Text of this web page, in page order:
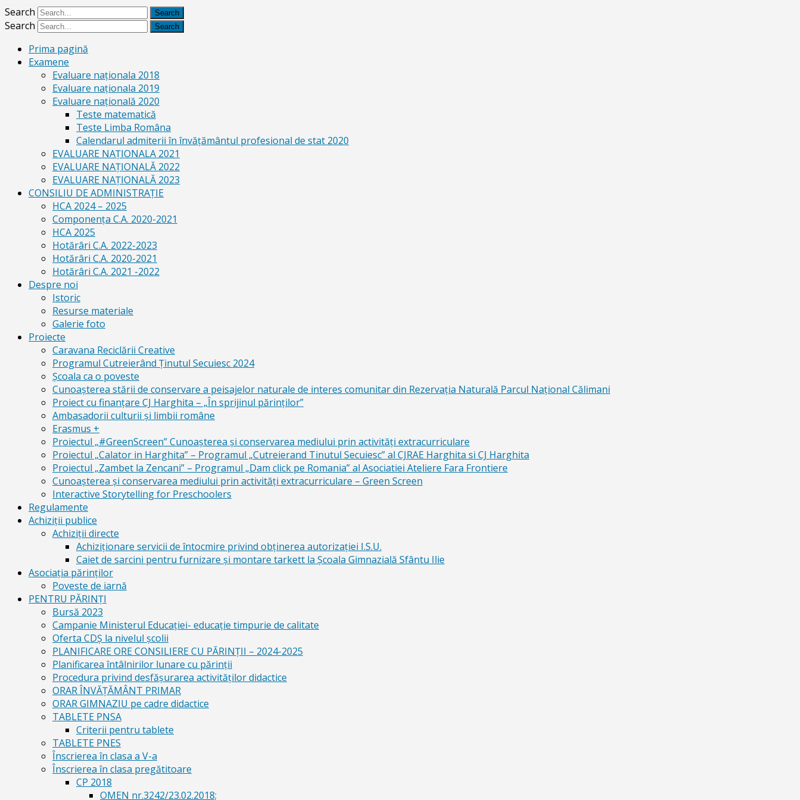
Search
Search
Prima pagină
Examene
Evaluare naționala 2018
Evaluare naționala 2019
Evaluare națională 2020
Teste matematică
Teste Limba Româna
Calendarul admiterii în învăţământul profesional de stat 2020
EVALUARE NAȚIONALA 2021
EVALUARE NAŢIONALĂ 2022
EVALUARE NAŢIONALĂ 2023
CONSILIU DE ADMINISTRAȚIE
HCA 2024 – 2025
Componența C.A. 2020-2021
HCA 2025
Hotărâri C.A. 2022-2023
Hotărâri C.A. 2020-2021
Hotărâri C.A. 2021 -2022
Despre noi
Istoric
Resurse materiale
Galerie foto
Proiecte
Caravana Reciclării Creative
Programul Cutreierând Ținutul Secuiesc 2024
Școala ca o poveste
Cunoaşterea stării de conservare a peisajelor naturale de interes comunitar din Rezervaţia Naturală Parcul Naţional Călimani
Proiect cu finanţare CJ Harghita – „În sprijinul părinţilor”
Ambasadorii culturii și limbii române
Erasmus +
Proiectul „#GreenScreen” Cunoașterea şi conservarea mediului prin activităţi extracurriculare
Proiectul „Calator in Harghita” – Programul „Cutreierand Tinutul Secuiesc” al CJRAE Harghita si CJ Harghita
Proiectul „Zambet la Zencani” – Programul „Dam click pe Romania” al Asociatiei Ateliere Fara Frontiere
Cunoașterea și conservarea mediului prin activități extracurriculare – Green Screen
Interactive Storytelling for Preschoolers
Regulamente
Achiziții publice
Achiziții directe
Achiziționare servicii de întocmire privind obținerea autorizației I.S.U.
Caiet de sarcini pentru furnizare și montare tarkett la Școala Gimnazială Sfântu Ilie
Asociația părinților
Poveste de iarnă
PENTRU PĂRINȚI
Bursă 2023
Campanie Ministerul Educației- educație timpurie de calitate
Oferta CDŞ la nivelul şcolii
PLANIFICARE ORE CONSILIERE CU PĂRINȚII – 2024-2025
Planificarea întâlnirilor lunare cu părinții
Procedura privind desfășurarea activităților didactice
ORAR ÎNVĂȚĂMÂNT PRIMAR
ORAR GIMNAZIU pe cadre didactice
TABLETE PNSA
Criterii pentru tablete
TABLETE PNES
Înscrierea în clasa a V-a
Înscrierea în clasa pregătitoare
CP 2018
OMEN nr.3242/23.02.2018;